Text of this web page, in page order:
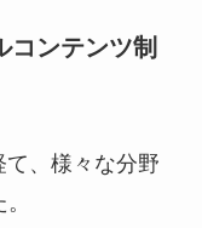
コンテンツ制
、様々な分野